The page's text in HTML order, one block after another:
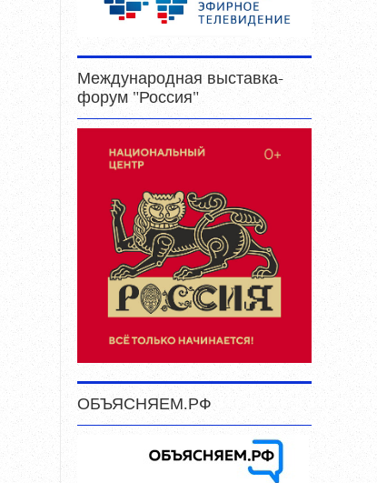
Международная выставка-
форум "Россия"
ОБЪЯСНЯЕМ.РФ